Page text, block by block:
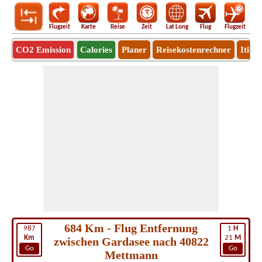
Flugzeit Karte Reise Zeit Lat Long Flug Flugzeit
CO2 Emission Calories Planer Reisekostenrechner
987
Km
Go
1 H
21 M
Go
684 Km - Flug Entfernung
zwischen Gardasee nach 40822
Mettmann